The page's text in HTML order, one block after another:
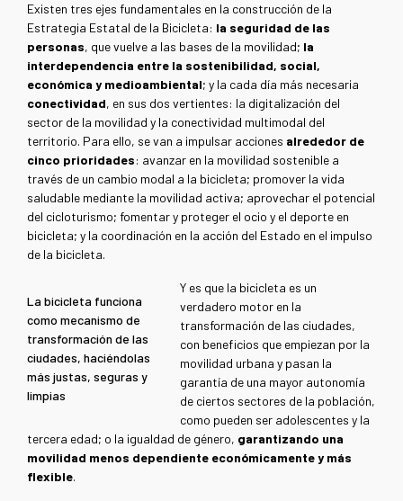
Existen tres ejes fundamentales en la construcción de la
Estrategia Estatal de la Bicicleta: la seguridad de las
personas, que vuelve a las bases de la movilidad; la
interdependencia entre la sostenibilidad, social,
económica y medioambiental; y la cada día más necesaria
conectividad, en sus dos vertientes: la digitalización del
sector de la movilidad y la conectividad multimodal del
territorio. Para ello, se van a impulsar acciones alrededor de
cinco prioridades: avanzar en la movilidad sostenible a
través de un cambio modal a la bicicleta; promover la vida
saludable mediante la movilidad activa; aprovechar el potencial
del cicloturismo; fomentar y proteger el ocio y el deporte en
bicicleta; y la coordinación en la acción del Estado en el impulso
de la bicicleta.
La bicicleta funciona
como mecanismo de
transformación de las
ciudades, haciéndolas
más justas, seguras y
limpias
Y es que la bicicleta es un
verdadero motor en la
transformación de las ciudades,
con beneficios que empiezan por la
movilidad urbana y pasan la
garantía de una mayor autonomía
de ciertos sectores de la población,
como pueden ser adolescentes y la
tercera edad; o la igualdad de género, garantizando una
movilidad menos dependiente económicamente y más
flexible.